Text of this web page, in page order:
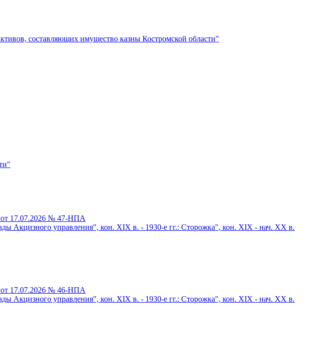
составляющих имущество казны Костромской области"
от 17.07.2026 № 47-НПА
Акцизного управления", кон. XIX в. - 1930-е гг.: Сторожка", кон. XIX - нач. XX в.
от 17.07.2026 № 46-НПА
Акцизного управления", кон. XIX в. - 1930-е гг.: Сторожка", кон. XIX - нач. XX в.